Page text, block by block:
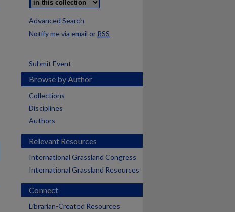
Advanced Search
Notify me via email or RSS
Submit Event
Browse by Author
Collections
Disciplines
Authors
Relevant Resources
International Grassland Congress
International Grassland Resources
Connect
Librarian-Created Resources